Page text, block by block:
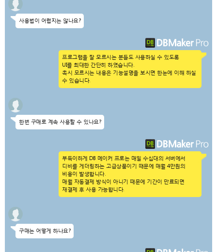
사용법이 어렵지는 않나요?
프로그램을 잘 모르시는 분들도 사용하실 수 있도록
UI를 최대한 간단히 하였습니다.
혹시 모르시는 내용은 기능설명을 보시면 한눈에 이해 하실
수 있습니다.
한번 구매로 계속 사용할 수 있나요?
부득이하게 DB 메이커 프로는 매일 수십대의 서버에서
디비를 게더링하는 고급상품이기 때문에 매월 4만원의
비용이 발생합니다.
매월 자동결제 방식이 아니기 때문에 기간이 만료되면
재결제 후 사용 가능합니다.
구매는 어떻게 하나요?